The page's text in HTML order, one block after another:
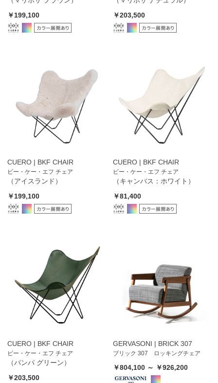
￥199,100
￥203,500
CUERO | BKF CHAIR
ビー・ケー・エフ チェア
（アイスランド）
￥199,100
CUERO | BKF CHAIR
ビー・ケー・エフ チェア
（キャンバス：ホワイト）
￥81,400
CUERO | BKF CHAIR
ビー・ケー・エフ チェア
（パンパ グリーン）
￥203,500
GERVASONI | BRICK 307
ブリック 307 ロッキングチェア
￥804,100 ～ ￥926,200